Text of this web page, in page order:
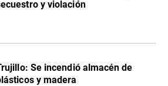
y violación
Se incendió almacén de
y madera